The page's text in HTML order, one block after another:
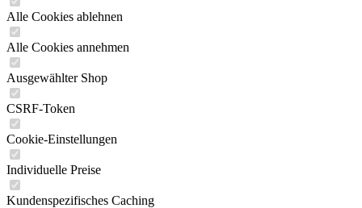
Alle Cookies ablehnen
Alle Cookies annehmen
Ausgewählter Shop
CSRF-Token
Cookie-Einstellungen
Individuelle Preise
Kundenspezifisches Caching